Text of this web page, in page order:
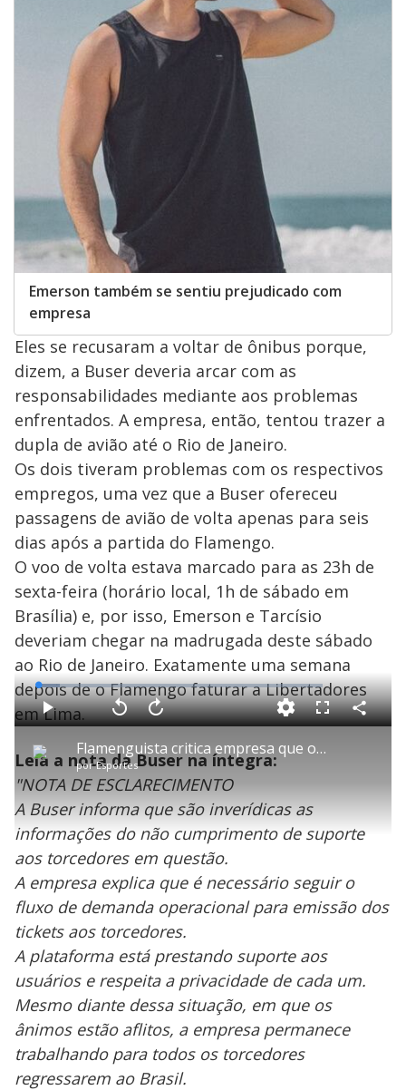
Emerson também se sentiu prejudicado com
empresa
Eles se recusaram a voltar de ônibus porque,
dizem, a Buser deveria arcar com as
responsabilidades mediante aos problemas
enfrentados. A empresa, então, tentou trazer a
dupla de avião até o Rio de Janeiro.
Os dois tiveram problemas com os respectivos
empregos, uma vez que a Buser ofereceu
passagens de avião de volta apenas para seis
dias após a partida do Flamengo.
O voo de volta estava marcado para as 23h de
sexta-feira (horário local, 1h de sábado em
Brasília) e, por isso, Emerson e Tarcísio
deveriam chegar na madrugada deste sábado
ao Rio de Janeiro. Exatamente uma semana
depois de o Flamengo faturar a Libertadores
em Lima.
P
l
a
y
V
i
Flamenguista critica empresa que organizou viagem a Lima
porEsportes
P V
t
a
r
1
0
s
e
g
n
d
s
A
n
ç
a
r
1
s
e
u
n
o
s
M
u
d
o
L
o
a
d
e
5
%
F
l
C
o
Leia a nota da Buser na íntegra:
"NOTA DE ESCLARECIMENTO
A Buser informa que são inverídicas as
informações do não cumprimento de suporte
aos torcedores em questão.
A empresa explica que é necessário seguir o
fluxo de demanda operacional para emissão dos
tickets aos torcedores.
A plataforma está prestando suporte aos
usuários e respeita a privacidade de cada um.
Mesmo diante dessa situação, em que os
ânimos estão aflitos, a empresa permanece
trabalhando para todos os torcedores
regressarem ao Brasil.